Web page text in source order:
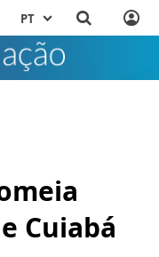
PT
Cuiabá